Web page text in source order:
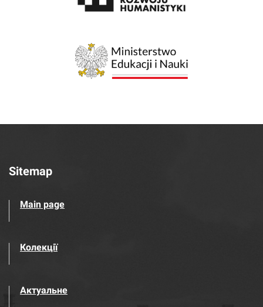
Sitemap
Main page
Колекції
Актуальне